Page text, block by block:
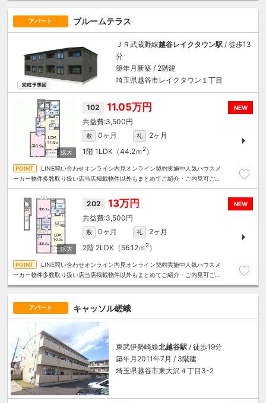
アパート ブルームテラス
ＪＲ武蔵野線越谷レイクタウン駅 / 徒歩13
分
築年月新築 / 2階建
埼玉県越谷市レイクタウン１丁目
NEW
102 11.05万円
3,500円
敷 0ヶ月 礼
2ヶ月
1階 1LDK（44.2ｍ 2）
LINE問い合わせオンライン内見オンライン契約実施中人気ハウスメ
ーカー物件多数取り扱い店当店掲載物件以外もまとめてご紹介・ご内見可ご予
NEW
202 13万円
3,500円
敷 0ヶ月 礼
2ヶ月
2階 2LDK（56.12ｍ 2）
LINE問い合わせオンライン内見オンライン契約実施中人気ハウスメ
ーカー物件多数取り扱い店当店掲載物件以外もまとめてご紹介・ご内見可ご予
アパート キャッソル嵯峨
東武伊勢崎線北越谷駅 / 徒歩19分
築年月2011年7月 / 3階建
埼玉県越谷市東大沢４丁目3-2